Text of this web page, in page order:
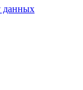
данных